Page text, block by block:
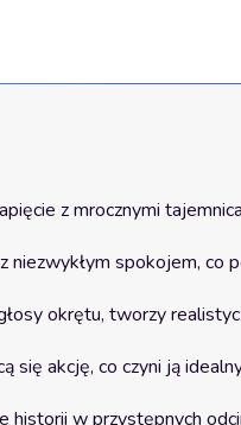
z mrocznymi